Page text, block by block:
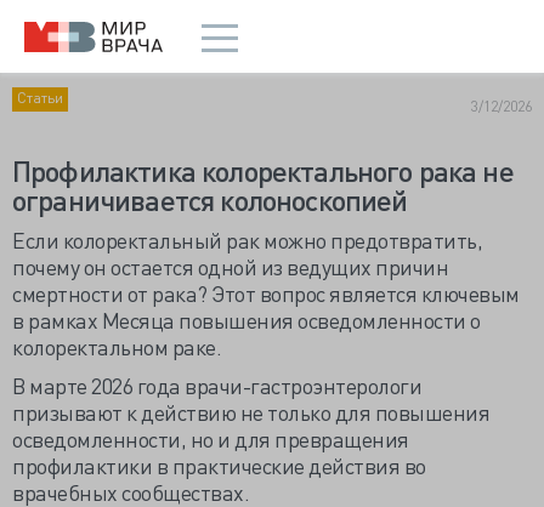
Статьи 3/12/2026
Профилактика колоректального рака не
ограничивается колоноскопией
Если колоректальный рак можно предотвратить,
почему он остается одной из ведущих причин
смертности от рака? Этот вопрос является ключевым
в рамках Месяца повышения осведомленности о
колоректальном раке.
В марте 2026 года врачи-гастроэнтерологи
призывают к действию не только для повышения
осведомленности, но и для превращения
профилактики в практические действия во
врачебных сообществах.